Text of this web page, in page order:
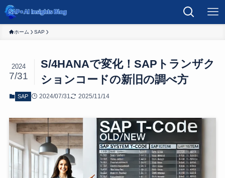
ホーム SAP
S/4HANAで変化！SAPトランザク
ションコードの新旧の調べ方
2024
7/31
SAP 2024/07/31 2025/11/14